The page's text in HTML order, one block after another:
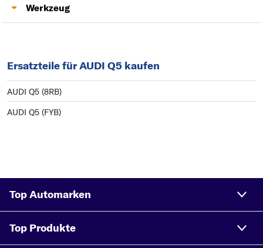
Gebläsemotor
Werkzeug
Ersatzteile für AUDI Q5 kaufen
AUDI Q5 (8RB)
AUDI Q5 (FYB)
Top Automarken
Top Produkte